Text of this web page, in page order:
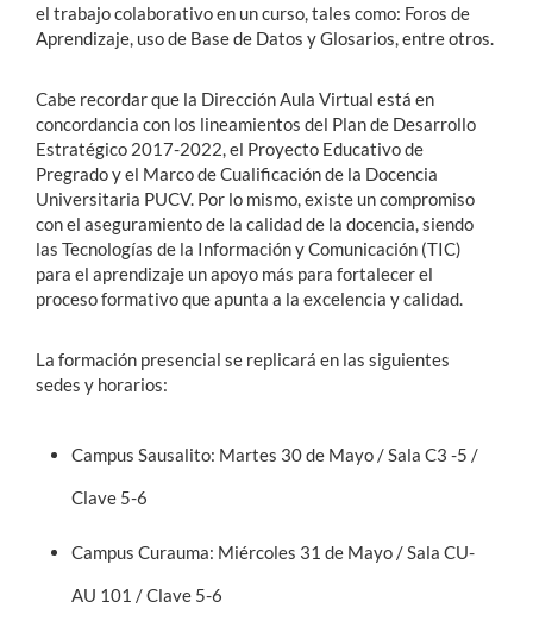
el trabajo colaborativo en un curso, tales como: Foros de
Aprendizaje, uso de Base de Datos y Glosarios, entre otros.
Cabe recordar que la Dirección Aula Virtual está en
concordancia con los lineamientos del Plan de Desarrollo
Estratégico 2017-2022, el Proyecto Educativo de
Pregrado y el Marco de Cualificación de la Docencia
Universitaria PUCV. Por lo mismo, existe un compromiso
con el aseguramiento de la calidad de la docencia, siendo
las Tecnologías de la Información y Comunicación (TIC)
para el aprendizaje un apoyo más para fortalecer el
proceso formativo que apunta a la excelencia y calidad.
La formación presencial se replicará en las siguientes
sedes y horarios:
Campus Sausalito: Martes 30 de Mayo / Sala C3 -5 /
Clave 5-6
Campus Curauma: Miércoles 31 de Mayo / Sala CU-
AU 101 / Clave 5-6